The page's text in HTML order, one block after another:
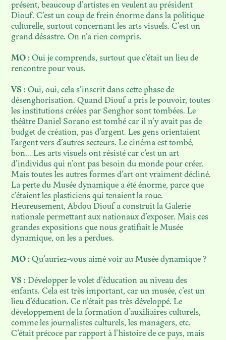
présent, beaucoup d’artistes en veulent au président
Diouf. C’est un coup de frein énorme dans la politique
culturelle, surtout concernant les arts visuels. C’est un
grand désastre. On n’a rien compris.
MO : Oui je comprends, surtout que c’était un lieu de
rencontre pour vous.
VS : Oui, oui, cela s’inscrit dans cette phase de
désenghorisation. Quand Diouf a pris le pouvoir, toutes
les institutions créées par Senghor sont tombées. Le
théâtre Daniel Sorano est tombé car il n’y avait pas de
budget de création, pas d’argent. Les gens orientaient
l’argent vers d’autres secteurs. Le cinéma est tombé,
bon… Les arts visuels ont résisté car c’est un art
d’individus qui n’ont pas besoin du monde pour créer.
Mais toutes les autres formes d’art ont vraiment décliné.
La perte du Musée dynamique a été énorme, parce que
c’étaient les plasticiens qui tenaient la roue.
Heureusement, Abdou Diouf a construit la Galerie
nationale permettant aux nationaux d’exposer. Mais ces
grandes expositions que nous gratifiait le Musée
dynamique, on les a perdues.
MO : Qu’auriez-vous aimé voir au Musée dynamique ?
VS : Développer le volet d’éducation au niveau des
enfants. Cela est très important, car un musée, c’est un
lieu d’éducation. Ce n’était pas très développé. Le
développement de la formation d’auxiliaires culturels,
comme les journalistes culturels, les managers, etc.
C’était précoce par rapport à l’histoire de ce pays, mais